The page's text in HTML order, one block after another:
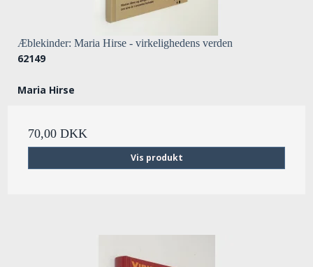
Æblekinder: Maria Hirse - virkelighedens verden
62149
Maria Hirse
70,00 DKK
Vis produkt